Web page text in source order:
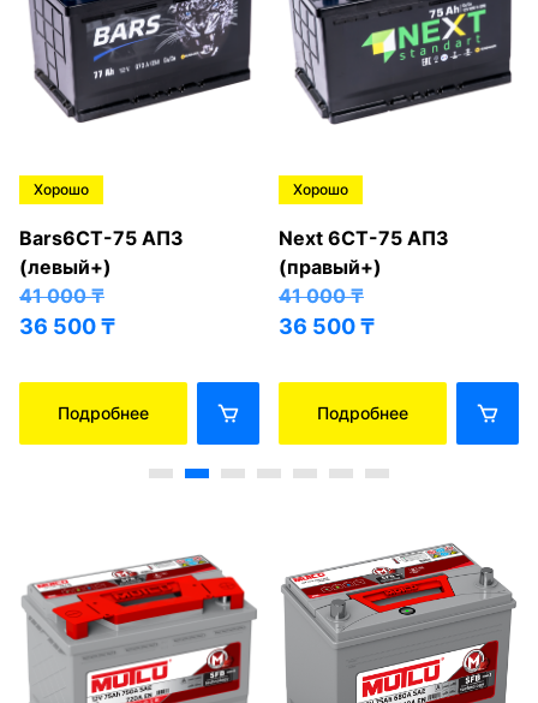
Хорошо
Bars6СТ-75 АПЗ
(левый+)
41 000₸
36 500₸
Подробнее
Хорошо
Next 6СТ-75 АПЗ
(правый+)
41 000₸
36 500₸
Подробнее